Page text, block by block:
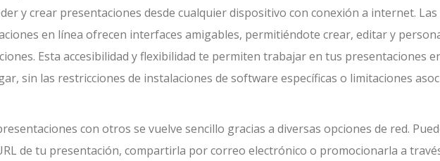
y crear presentaciones desde cualquier dispositivo con conexión a internet. Las
en línea ofrecen interfaces amigables, permitiéndote crear, editar y
Esta accesibilidad y flexibilidad te permiten trabajar en tus presentaciones
sin las restricciones de instalaciones de software específicas o limitaciones
con otros se vuelve sencillo gracias a diversas opciones de red.
de tu presentación, compartirla por correo electrónico o promocionarla a